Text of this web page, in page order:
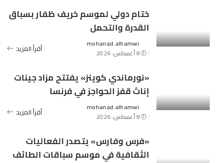
ختام دولي لموسم خريف ظفار بسباق
القدرة والتحمل
Posted
by
mohanad.alhamwi
8 أغسطس، 2026
أقرأ المزيد
«نورماندي كوينز» يفتتح مزاد جينات
إناث قفز الحواجز في فرنسا
Posted
by
mohanad.alhamwi
8 أغسطس، 2026
أقرأ المزيد
«فرس وفارس» يتصدر الفعاليات
الثقافية في موسم سباقات الطائف